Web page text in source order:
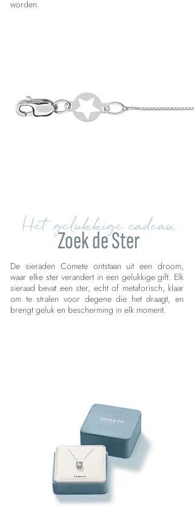
worden.
Het gelukkige cadeau
Zoek de Ster
De sieraden Comete ontstaan uit een droom,
waar elke ster verandert in een gelukkige gift. Elk
sieraad bevat een ster, echt of metaforisch, klaar
om te stralen voor degene die het draagt, en
brengt geluk en bescherming in elk moment.